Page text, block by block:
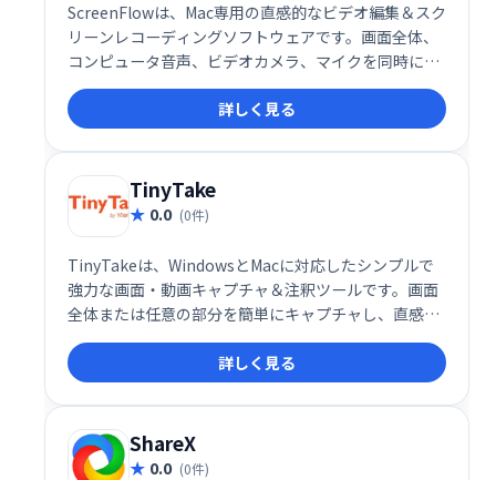
ScreenFlowは、Mac専用の直感的なビデオ編集＆スク
リーンレコーディングソフトウェアです。画面全体、
コンピュータ音声、ビデオカメラ、マイクを同時に収
録し、高品質な動画を作成できます。収録後のトリミ
ング、注釈追加、吹き出し挿入など、編集機能も充
実。洗練された映像制作を簡単に実現します。
詳しく見る
TinyTake
0.0 (0件)
TinyTakeは、WindowsとMacに対応したシンプルで
強力な画面・動画キャプチャ＆注釈ツールです。画面
全体または任意の部分を簡単にキャプチャし、直感的
な編集機能で注釈を追加できます。高度なエディタは
不要、時間を節約し、効率的に作業を進められます。
迅速な共有機能も備え、スムーズなコミュニケーショ
ンを支援します。
詳しく見る
ShareX
0.0 (0件)